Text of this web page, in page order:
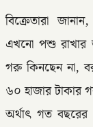
বিক্রেতারা
এখনো পশু রাখার
গরু কিনছেন না,
৬০ হাজার টাকার
অর্থাৎ গত